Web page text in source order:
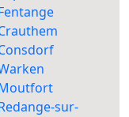
sur-